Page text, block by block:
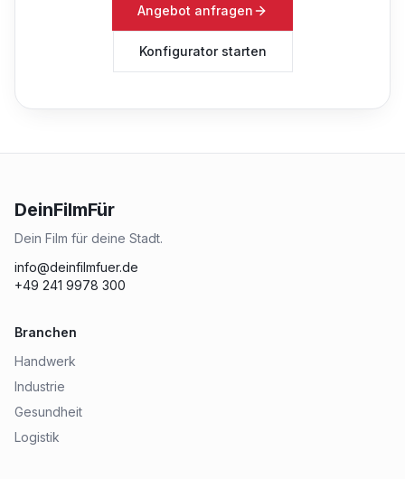
Angebot anfragen
Konfigurator starten
DeinFilmFür
Dein Film für deine Stadt.
info@deinfilmfuer.de
+49 241 9978 300
Branchen
Handwerk
Industrie
Gesundheit
Logistik